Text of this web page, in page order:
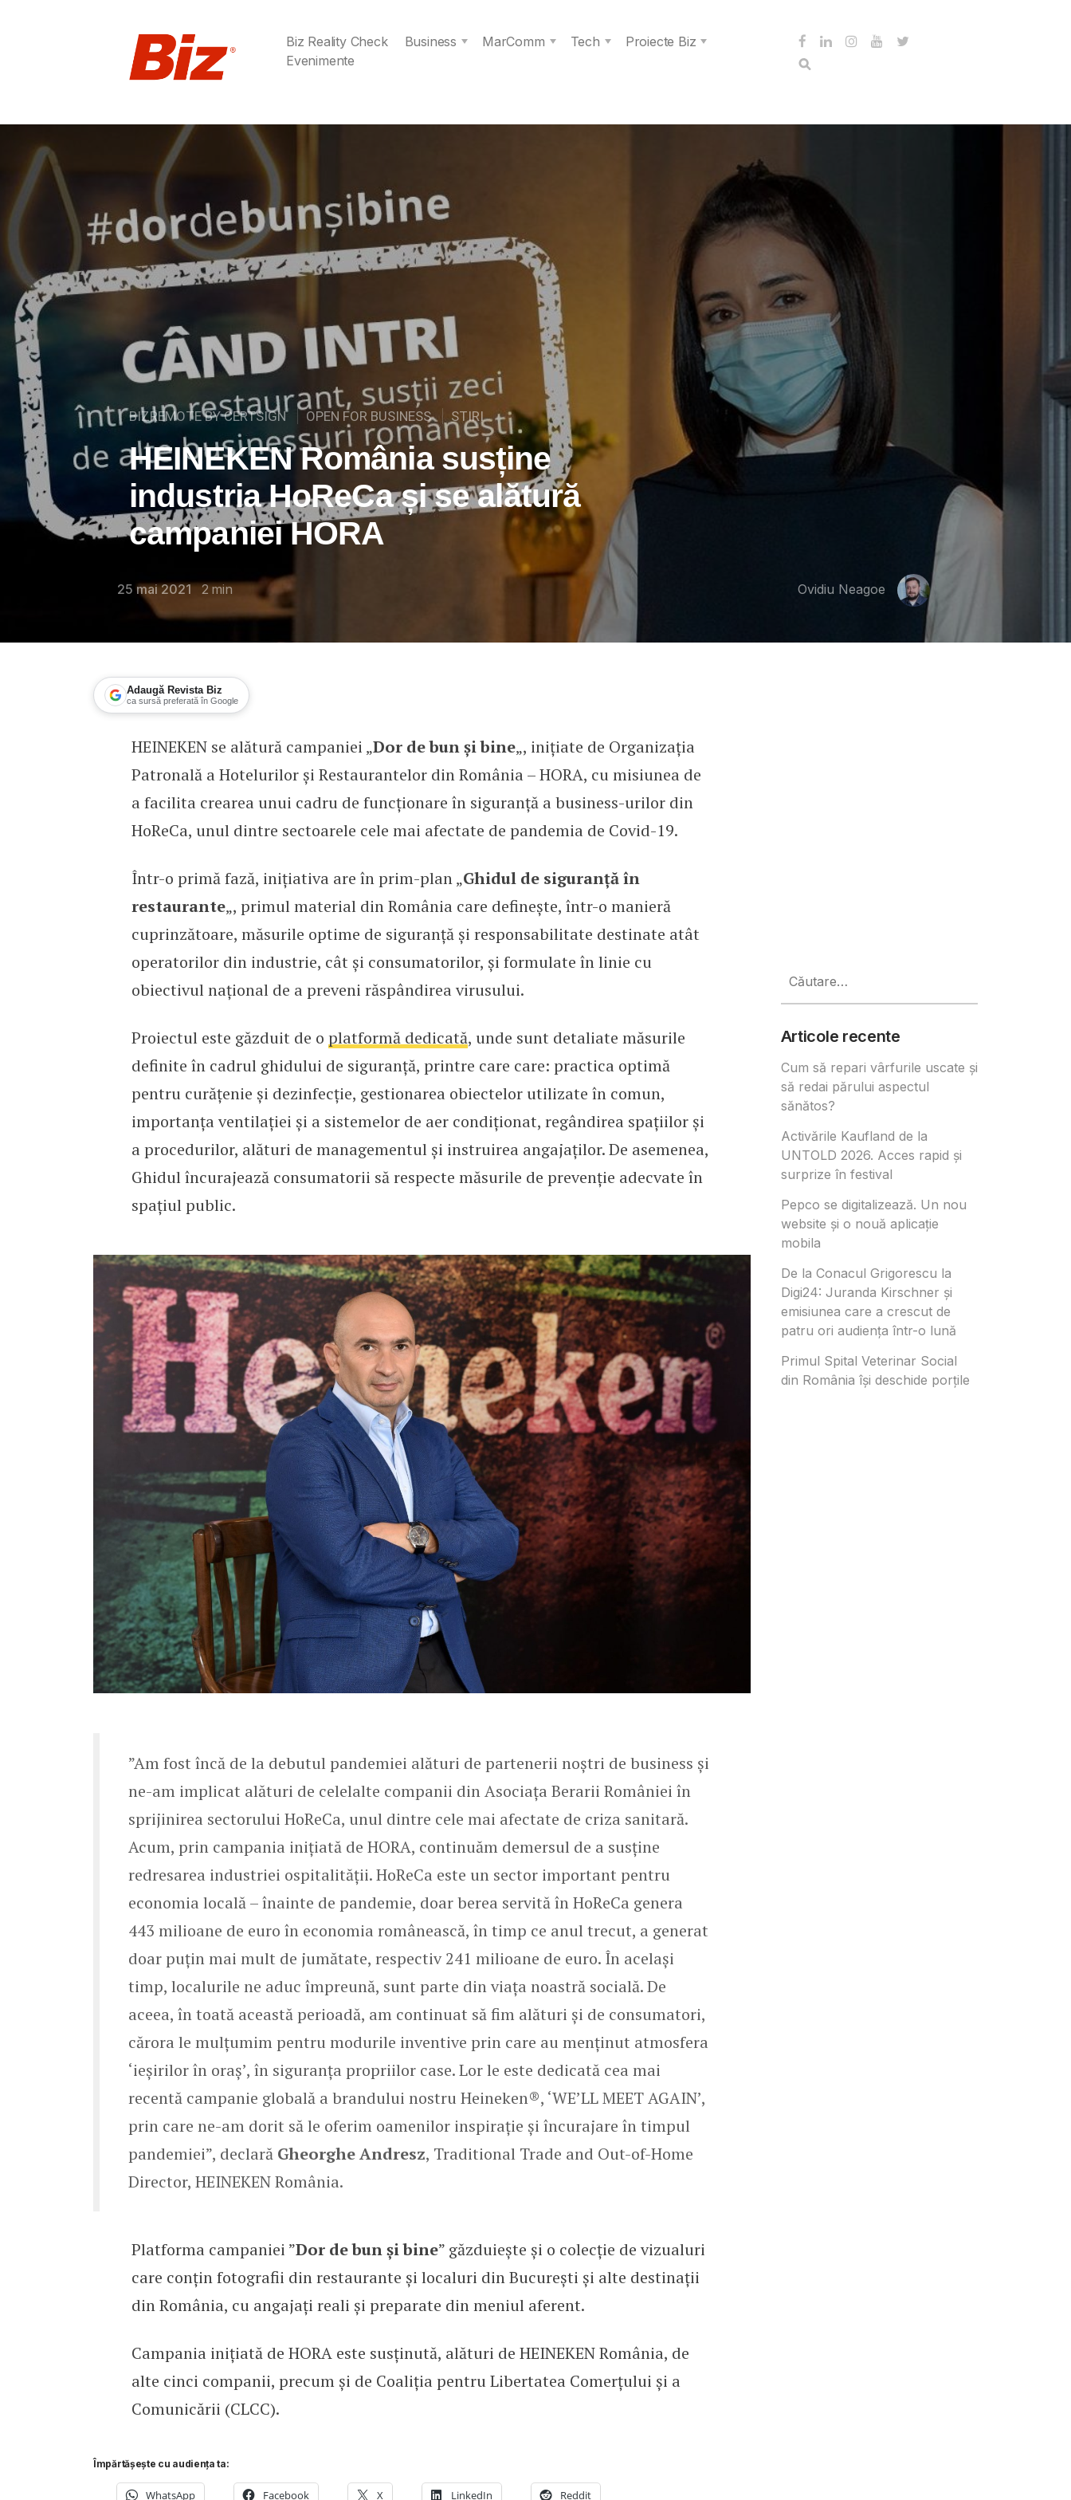
Biz Reality Check Business MarComm Tech
Proiecte Biz
Evenimente
BIZREMOTE BY CERTSIGN OPEN FOR BUSINESS STIRI
HEINEKEN România susține
industria HoReCa și se alătură
campaniei HORA
25 mai 2021 2min Ovidiu Neagoe
Adaugă Revista Biz
ca sursă preferată în Google
HEINEKEN România susține industria HoReCa și se alătură campaniei HORA
HEINEKEN se alătură campaniei „Dor de bun și bine„, inițiate de Organizaţia
Patronală a Hotelurilor şi Restaurantelor din România – HORA, cu misiunea de
a facilita crearea unui cadru de funcționare în siguranță a business-urilor din
HoReCa, unul dintre sectoarele cele mai afectate de pandemia de Covid-19.
Într-o primă fază, inițiativa are în prim-plan „Ghidul de siguranță în
restaurante„, primul material din România care definește, într-o manieră
cuprinzătoare, măsurile optime de siguranță și responsabilitate destinate atât
operatorilor din industrie, cât și consumatorilor, și formulate în linie cu
obiectivul național de a preveni răspândirea virusului.
Proiectul este găzduit de o platformă dedicată, unde sunt detaliate măsurile
definite în cadrul ghidului de siguranță, printre care care: practica optimă
pentru curățenie și dezinfecție, gestionarea obiectelor utilizate în comun,
importanța ventilației și a sistemelor de aer condiționat, regândirea spațiilor și
a procedurilor, alături de managementul și instruirea angajaților. De asemenea,
Ghidul încurajează consumatorii să respecte măsurile de prevenție adecvate în
spațiul public.
”Am fost încă de la debutul pandemiei alături de partenerii noștri de business și
ne-am implicat alături de celelalte companii din Asociața Berarii României în
sprijinirea sectorului HoReCa, unul dintre cele mai afectate de criza sanitară.
Acum, prin campania inițiată de HORA, continuăm demersul de a susține
redresarea industriei ospitalității. HoReCa este un sector important pentru
economia locală – înainte de pandemie, doar berea servită în HoReCa genera
443 milioane de euro în economia românească, în timp ce anul trecut, a generat
doar puțin mai mult de jumătate, respectiv 241 milioane de euro. În același
timp, localurile ne aduc împreună, sunt parte din viața noastră socială. De
aceea, în toată această perioadă, am continuat să fim alături și de consumatori,
cărora le mulțumim pentru modurile inventive prin care au menținut atmosfera
‘ieșirilor în oraș’, în siguranța propriilor case. Lor le este dedicată cea mai
recentă campanie globală a brandului nostru Heineken®, ‘WE’LL MEET AGAIN’,
prin care ne-am dorit să le oferim oamenilor inspirație și încurajare în timpul
pandemiei”, declară Gheorghe Andresz, Traditional Trade and Out-of-Home
Director, HEINEKEN România.
Platforma campaniei ”Dor de bun și bine” găzduiește și o colecție de vizualuri
care conțin fotografii din restaurante și localuri din București și alte destinații
din România, cu angajați reali și preparate din meniul aferent.
Campania inițiată de HORA este susținută, alături de HEINEKEN România, de
alte cinci companii, precum și de Coaliția pentru Libertatea Comerțului și a
Comunicării (CLCC).
Împărtășește cu audiența ta:
WhatsApp Facebook X LinkedIn Reddit
după:
Articole recente
Cum să repari vârfurile uscate și
să redai părului aspectul
sănătos?
Activările Kaufland de la
UNTOLD 2026. Acces rapid și
surprize în festival
Pepco se digitalizează. Un nou
website și o nouă aplicație
mobila
De la Conacul Grigorescu la
Digi24: Juranda Kirschner și
emisiunea care a crescut de
patru ori audiența într-o lună
Primul Spital Veterinar Social
din România își deschide porțile